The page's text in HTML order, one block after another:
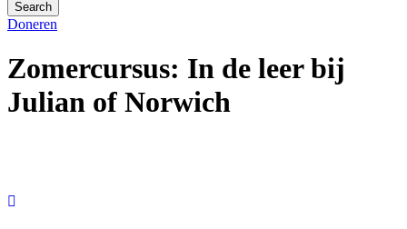
Doneren
Zomercursus: In de leer bij
Julian of Norwich